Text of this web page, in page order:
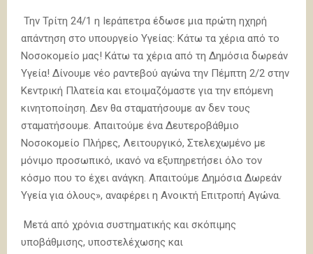
Την Τρίτη 24/1 η Ιεράπετρα έδωσε μια πρώτη ηχηρή
απάντηση στο υπουργείο Υγείας: Κάτω τα χέρια από το
Νοσοκομείο μας! Κάτω τα χέρια από τη Δημόσια δωρεάν
Υγεία! Δίνουμε νέο ραντεβού αγώνα την Πέμπτη 2/2 στην
Κεντρική Πλατεία και ετοιμαζόμαστε για την επόμενη
κινητοποίηση. Δεν θα σταματήσουμε αν δεν τους
σταματήσουμε. Απαιτούμε ένα Δευτεροβάθμιο
Νοσοκομείο Πλήρες, Λειτουργικό, Στελεχωμένο με
μόνιμο προσωπικό, ικανό να εξυπηρετήσει όλο τον
κόσμο που το έχει ανάγκη. Απαιτούμε Δημόσια Δωρεάν
Υγεία για όλους», αναφέρει η Ανοικτή Επιτροπή Αγώνα.
Μετά από χρόνια συστηματικής και σκόπιμης
υποβάθμισης, υποστελέχωσης και